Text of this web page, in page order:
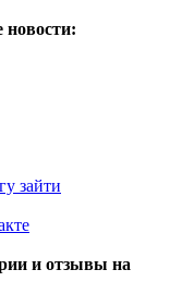
новости:
зайти
и отзывы на